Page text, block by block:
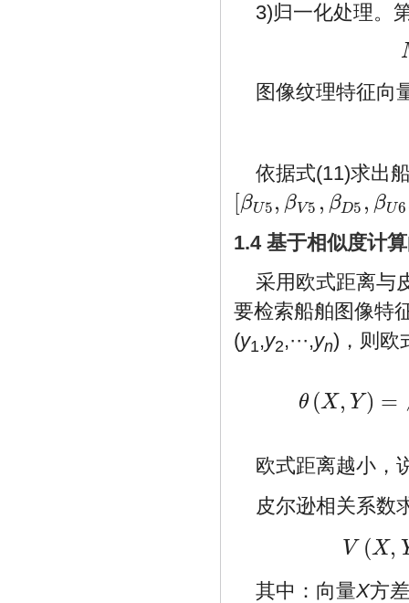
3)归一化处理。
图像纹理特征向
依据式(11)求出
[βU5 , βV5 , βD5 , βU6
βU5,βV 5 βD5,βU6 ,βV6,βD ]
1.4 基于相似度计
采用欧式距离与
要检索船舶图像特
(y1,y2,···,yn)，则欧
θ (X, Y ) =
θ( X, Y)=∑ =1 ( −yi) ∗
欧式距离越小，
皮尔逊相关系数
V (X,
V( Y )=C o (
其中：向量X方